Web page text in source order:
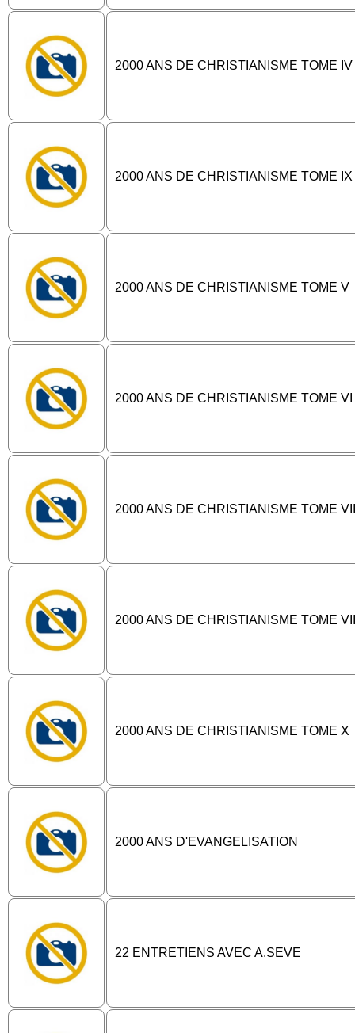
2000 ANS DE CHRISTIANISME TOME IV
2000 ANS DE CHRISTIANISME TOME IX
2000 ANS DE CHRISTIANISME TOME V
2000 ANS DE CHRISTIANISME TOME VI
2000 ANS DE CHRISTIANISME TOME VII
2000 ANS DE CHRISTIANISME TOME
2000 ANS DE CHRISTIANISME TOME X
2000 ANS D'EVANGELISATION
22 ENTRETIENS AVEC A.SEVE